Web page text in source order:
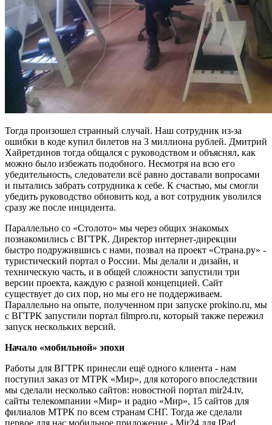
Тогда произошел странный случай. Наш сотрудник из-за
ошибки в коде купил билетов на 3 миллиона рублей. Дмитрий
Хайретдинов тогда общался с руководством и объяснял, как
можно было избежать подобного. Несмотря на всю его
убедительность, следователи всё равно доставали вопросами
и пытались забрать сотрудника к себе. К счастью, мы смогли
убедить руководство обновить код, а вот сотрудник уволился
сразу же после инцидента.
Параллельно со «Столото» мы через общих знакомых
познакомились с ВГТРК. Директор интернет-дирекции
быстро подружившись с нами, позвал на проект «Страна.ру» -
туристический портал о России. Мы делали и дизайн, и
техническую часть, и в общей сложности запустили три
версии проекта, каждую с разной концепцией. Сайт
существует до сих пор, но мы его не поддерживаем.
Параллельно на опыте, полученном при запуске prokino.ru, мы
с ВГТРК запустили портал filmpro.ru, который также пережил
запуск нескольких версий.
Начало «мобильной» эпохи
Работы для ВГТРК принесли ещё одного клиента - нам
поступил заказ от МТРК «Мир», для которого впоследствии
мы сделали несколько сайтов: новостной портал mir24.tv,
сайты телекомпании «Мир» и радио «Мир», 15 сайтов для
филиалов МТРК по всем странам СНГ. Тогда же сделали
первое для нас мобильное приложение - Mir24 для IPad.